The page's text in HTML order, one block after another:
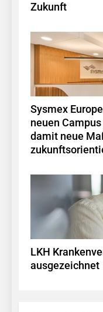
Zukunft
Sysmex
neuen
damit neue
LKH
ausgezeichnet